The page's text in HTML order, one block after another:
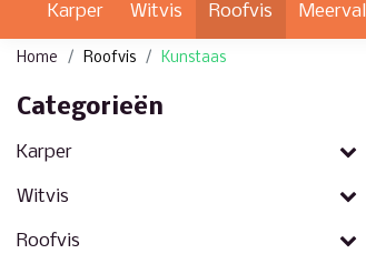
Karper Witvis Roofvis Meerval
Home Roofvis Kunstaas
Categorieën
Karper
Witvis
Roofvis